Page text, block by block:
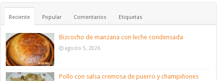
Reciente Popular Comentarios Etiquetas
Bizcocho de manzana con leche condensada
agosto 5, 2026
Pollo con salsa cremosa de puerro y champiñones